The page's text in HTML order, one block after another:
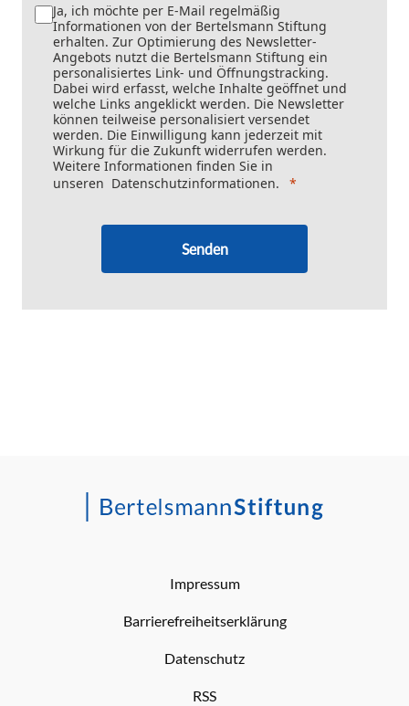
Ja, ich möchte per E-Mail regelmäßig
Informationen von der Bertelsmann Stiftung
erhalten. Zur Optimierung des Newsletter-
Angebots nutzt die Bertelsmann Stiftung ein
personalisiertes Link- und Öffnungstracking.
Dabei wird erfasst, welche Inhalte geöffnet und
welche Links angeklickt werden. Die Newsletter
können teilweise personalisiert versendet
werden. Die Einwilligung kann jederzeit mit
Wirkung für die Zukunft widerrufen werden.
Weitere Informationen finden Sie in
unseren Datenschutzinformationen.
Senden
Impressum
Barrierefreiheitserklärung
Datenschutz
RSS